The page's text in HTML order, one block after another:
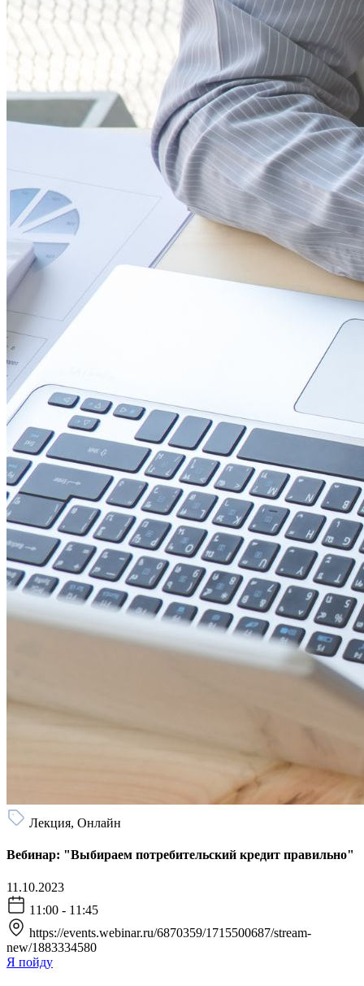
Лекция, Онлайн
Вебинар: "Выбираем потребительский кредит правильно"
11.10.2023
11:00 - 11:45
https://events.webinar.ru/6870359/1715500687/stream-
new/1883334580
Я пойду